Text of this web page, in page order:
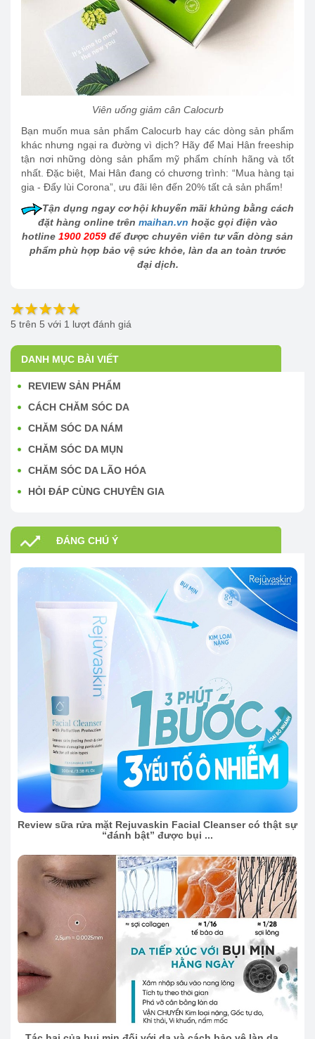
Viên uống giảm cân Calocurb
Bạn muốn mua sản phẩm Calocurb hay các dòng sản phẩm
khác nhưng ngại ra đường vì dịch? Hãy để Mai Hân freeship
tận nơi những dòng sản phẩm mỹ phẩm chính hãng và tốt
nhất. Đặc biệt, Mai Hân đang có chương trình: “Mua hàng tại
gia - Đẩy lùi Corona”, ưu đãi lên đến 20% tất cả sản phẩm!
Tận dụng ngay cơ hội khuyến mãi khủng bằng cách
đặt hàng online trên maihan.vn hoặc gọi điện vào
hotline 1900 2059 để được chuyên viên tư vấn dòng sản
phẩm phù hợp bảo vệ sức khỏe, làn da an toàn trước
đại dịch.
5 trên 5 với 1 lượt đánh giá
DANH MỤC BÀI VIẾT
REVIEW SẢN PHẨM
CÁCH CHĂM SÓC DA
CHĂM SÓC DA NÁM
CHĂM SÓC DA MỤN
CHĂM SÓC DA LÃO HÓA
HỎI ĐÁP CÙNG CHUYÊN GIA
ĐÁNG CHÚ Ý
Review sữa rửa mặt Rejuvaskin Facial Cleanser có thật sự
“đánh bật” được bụi ...